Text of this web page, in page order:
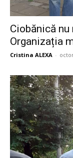
Ciobănică nu
Organizația
Cristina ALEXA -